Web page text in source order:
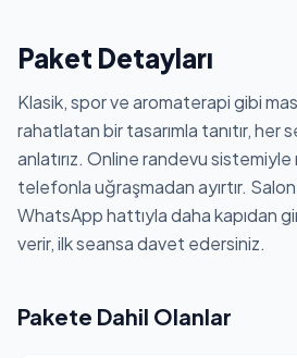
Paket Detayları
Klasik, spor ve aromaterapi gibi
rahatlatan bir tasarımla tanıtır, her
anlatırız. Online randevu
telefonla uğraşmadan ayırtır.
WhatsApp hattıyla daha kapıdan
verir, ilk seansa davet edersiniz.
Pakete Dahil Olanlar